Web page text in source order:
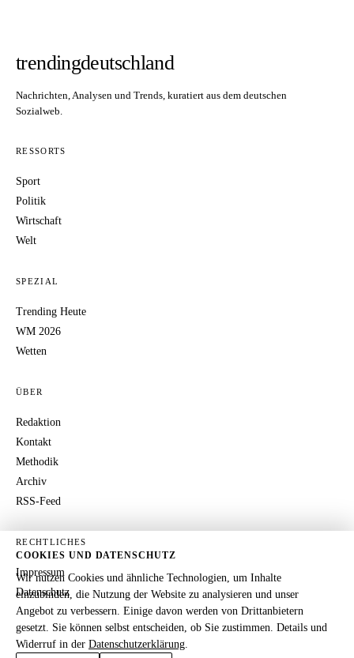
trendingdeutschland
Nachrichten, Analysen und Trends, kuratiert aus dem deutschen
Sozialweb.
RESSORTS
Sport
Politik
Wirtschaft
Welt
SPEZIAL
Trending Heute
WM 2026
Wetten
ÜBER
Redaktion
Kontakt
Methodik
Archiv
RSS-Feed
RECHTLICHES
Impressum
Datenschutz
COOKIES UND DATENSCHUTZ
Wir nutzen Cookies und ähnliche Technologien, um Inhalte
einzubinden, die Nutzung der Website zu analysieren und unser
Angebot zu verbessern. Einige davon werden von Drittanbietern
gesetzt. Sie können selbst entscheiden, ob Sie zustimmen. Details und
Widerruf in der Datenschutzerklärung.